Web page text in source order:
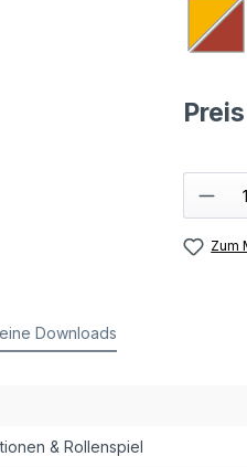
Zum
Downloads
& Rollenspiel